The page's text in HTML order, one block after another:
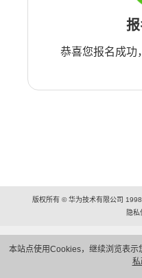
本站点使用Cookies，继续浏览表示
私
恭喜您报名成功
版权所有 © 华为技术有限公司
隐私